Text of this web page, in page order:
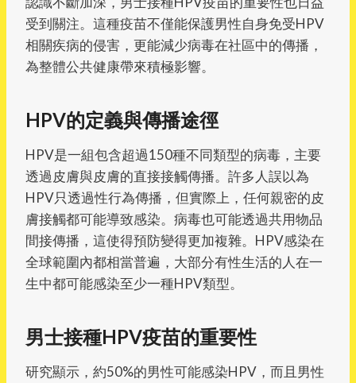
受到關注。這種疫苗不僅能保護男性自身免受HPV
相關疾病的侵害，更能減少病毒在社區中的傳播，
為整體公共健康帶來積極影響。
HPV的定義與傳播途徑
HPV是一組包含超過150種不同類型的病毒，主要
透過皮膚與皮膚的直接接觸傳播。許多人誤以為
HPV只透過性行為傳播，但實際上，任何親密的皮
膚接觸都可能導致感染。病毒也可能透過共用物品
間接傳播，這使得預防變得更加複雜。HPV感染在
全球範圍內都相當普遍，大部分有性生活的人在一
生中都可能感染至少一種HPV類型。
男士接種HPV疫苗的重要性
研究顯示，約50%的男性可能感染HPV，而且男性